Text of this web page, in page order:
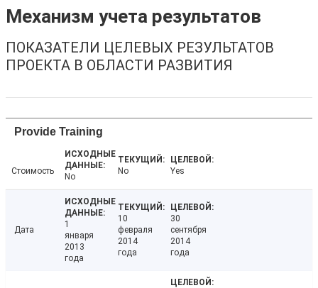
Механизм учета результатов
ПОКАЗАТЕЛИ ЦЕЛЕВЫХ РЕЗУЛЬТАТОВ
ПРОЕКТА В ОБЛАСТИ РАЗВИТИЯ
Provide Training
Стоимость
No
No Yes
Дата
1
января
2013
года
10
февраля
2014
года
30
сентября
2014
года